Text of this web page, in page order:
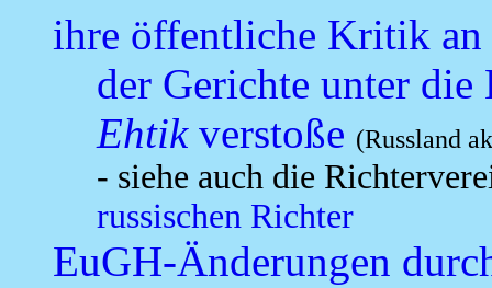
ihre öffentliche Kritik an
der Gerichte unter
Ehtikverstoße (Russland
- siehe auch die
russischen Richter
EuGH-Änderungen